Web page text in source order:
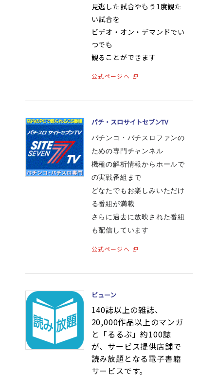
見逃した試合やもう1度観た
い試合を
ビデオ・オン・デマンドでい
つでも
観ることができます
公式ページへ
パチ・スロサイトセブンTV
パチンコ・パチスロファンの
ための専門チャンネル
機種の解析情報からホールで
の実戦番組まで
どなたでもお楽しみいただけ
る番組が満載
さらに過去に放映された番組
も配信しています
公式ページへ
ビューン
140誌以上の雑誌、
20,000作品以上のマンガ
と「るるぶ」約100誌
が、サービス提供店舗で
読み放題となる電子書籍
サービスです。